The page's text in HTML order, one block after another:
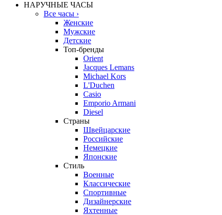
НАРУЧНЫЕ ЧАСЫ
Все часы ›
Женские
Мужские
Детские
Топ-бренды
Orient
Jacques Lemans
Michael Kors
L'Duchen
Casio
Emporio Armani
Diesel
Страны
Швейцарские
Российские
Немецкие
Японские
Стиль
Военные
Классические
Спортивные
Дизайнерские
Яхтенные